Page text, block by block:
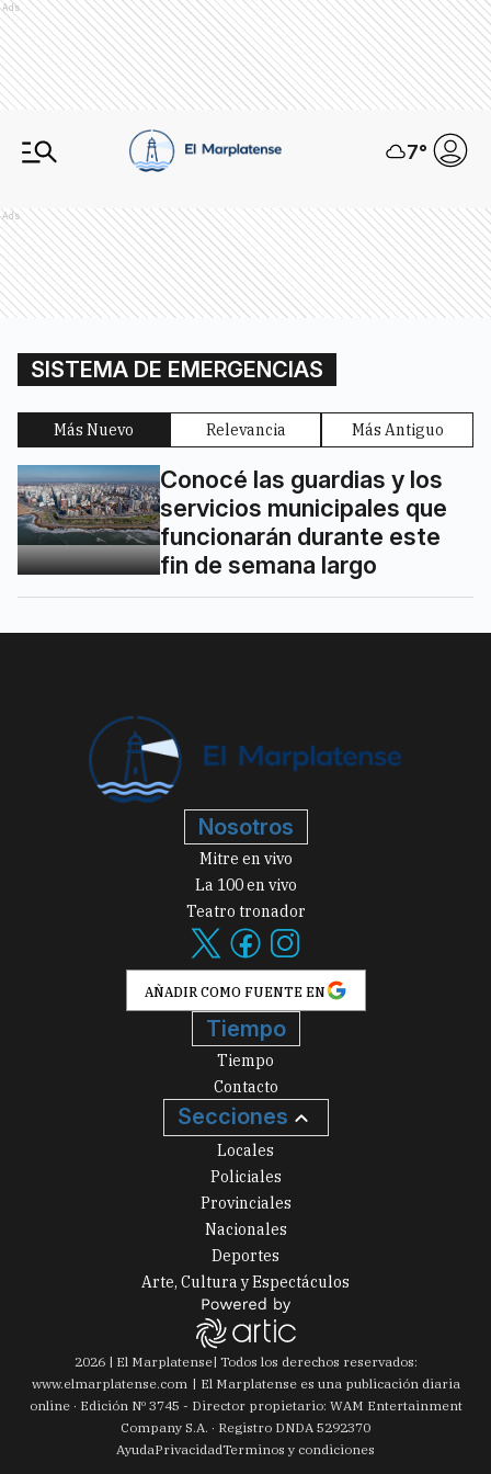
Ads
7°
Ads
SISTEMA DE EMERGENCIAS
Más Nuevo Relevancia Más Antiguo
Conocé las guardias y los
servicios municipales que
funcionarán durante este
fin de semana largo
Nosotros
Mitre en vivo
La 100 en vivo
Teatro tronador
AÑADIR COMO FUENTE EN
Tiempo
Tiempo
Contacto
Secciones
Locales
Policiales
Provinciales
Nacionales
Deportes
Arte, Cultura y Espectáculos
2026| El Marplatense| Todos los derechos reservados:
www.elmarplatense.com
El Marplatense es una publicación diaria
online · Edición Nº 3745 - Director propietario: WAM Entertainment
Company S.A. · Registro DNDA 5292370
AyudaPrivacidadTerminos y condiciones